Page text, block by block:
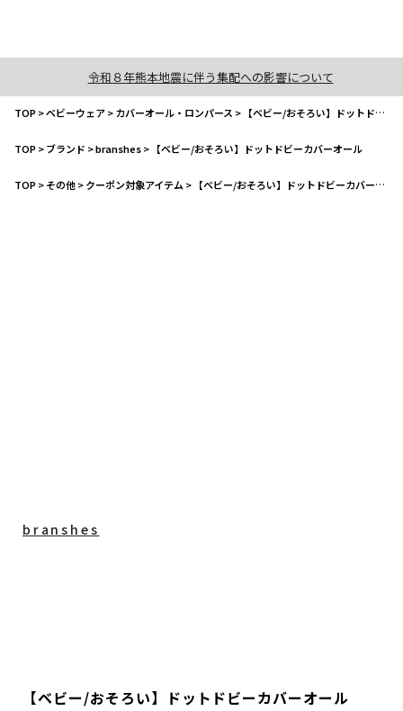
令和８年熊本地震に伴う集配への影響について
TOP>ベビーウェア>カバーオール・ロンパース > 【ベビー/おそろい】ドットドビーカバーオール
TOP>ブランド >branshes> 【ベビー/おそろい】ドットドビーカバーオール
TOP>その他>クーポン対象アイテム > 【ベビー/おそろい】ドットドビーカバーオール
branshes
【ベビー/おそろい】ドットドビーカバーオール